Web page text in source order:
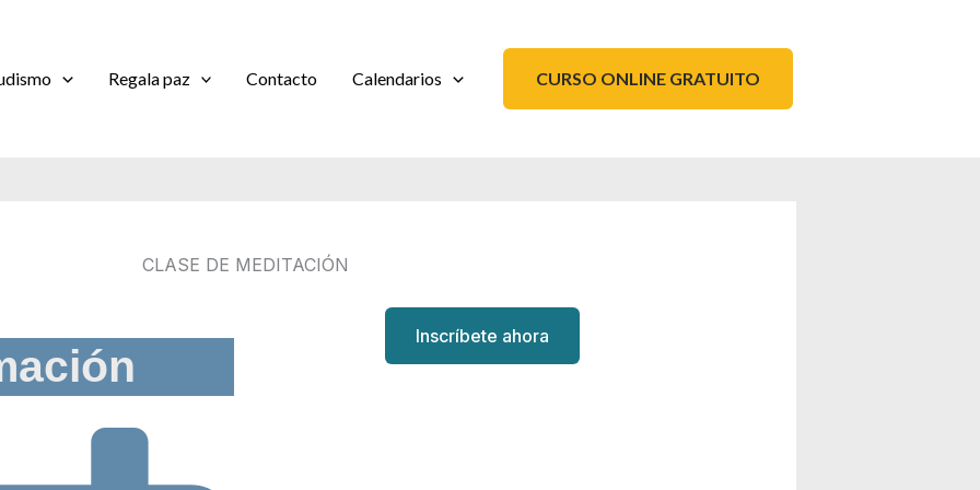
Regala paz Contacto Calendarios CURSO ONLINE GRATUITO
CLASE DE MEDITACIÓN
Inscríbete ahora